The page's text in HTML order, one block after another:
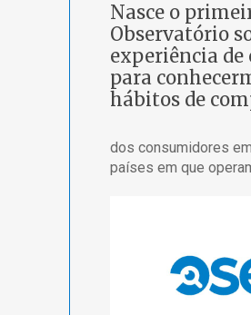
Nasce o
Observatório
experiência de
para
hábitos de
dos consumidores
países em que